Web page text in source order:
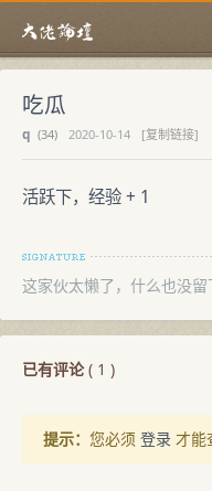
吃瓜
q (34) 2020-10-14
[复制链接]
活跃下，经验 + 1
这家伙太懒了，什么也没留
已有评论( 1 )
提示： 您必须 登录 才能